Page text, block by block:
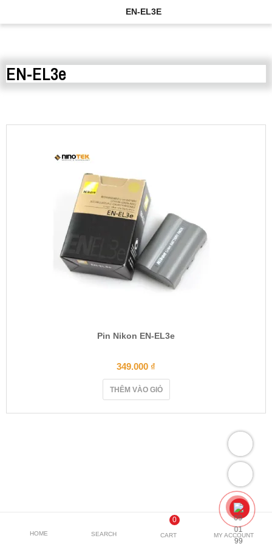
EN-EL3E
EN-EL3e
Pin Nikon EN-EL3e
349.000 ₫
THÊM VÀO GIỎ
HOME SEARCH
0
CART MY ACCOUNT